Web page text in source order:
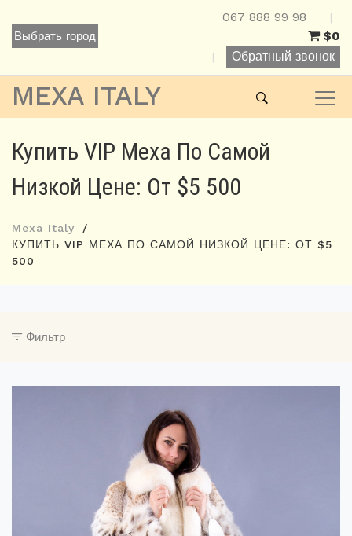
Выбрать город
067 888 99 98 |
$0
| Обратный звонок
MEXA ITALY
Купить VIP Меха По Самой
Низкой Цене: От $5 500
Mexa Italy
КУПИТЬ VIP МЕХА ПО САМОЙ НИЗКОЙ ЦЕНЕ: ОТ $5
500
Фильтр